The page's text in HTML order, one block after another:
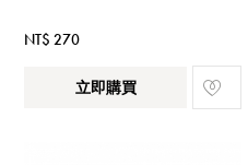
NT$ 270
立即購買